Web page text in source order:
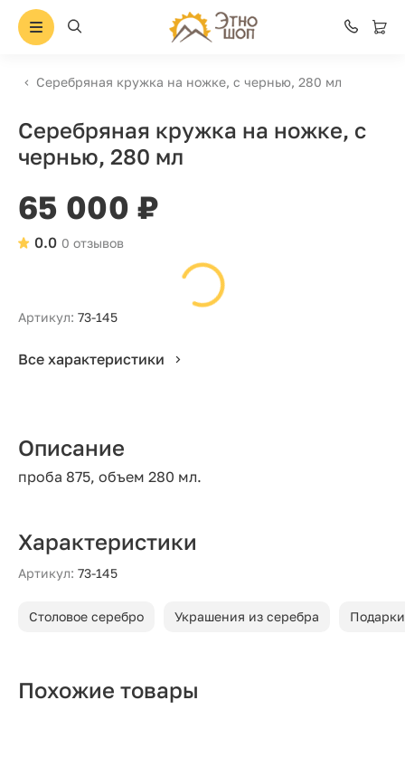
Серебряная кружка на ножке, с чернью, 280 мл
Серебряная кружка на ножке, с
чернью, 280 мл
65 000 ₽
0 отзывов
0.0
Артикул: 73-145
Все характеристики
Описание
проба 875, объем 280 мл.
Характеристики
Артикул: 73-145
Столовое серебро Украшения из серебра
Похожие товары